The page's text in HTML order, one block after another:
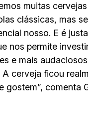
muitas
clássicas, mas
nosso. E é
nos permite
e mais
A cerveja ficou
gostem”, comenta